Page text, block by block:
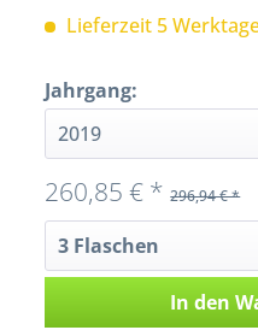
Lieferzeit 5
Jahrgang:
260,85 € * 296,94 € *
In den